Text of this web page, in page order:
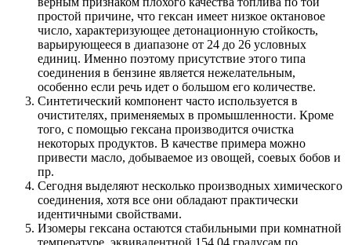
простой причине, что гексан имеет низкое октановое
число, характеризующее детонационную стойкость,
варьирующееся в диапазоне от 24 до 26 условных
единиц. Именно поэтому присутствие этого типа
соединения в бензине является нежелательным,
особенно если речь идет о большом его количестве.
Синтетический компонент часто используется в
очистителях, применяемых в промышленности. Кроме
того, с помощью гексана производится очистка
некоторых продуктов. В качестве примера можно
привести масло, добываемое из овощей, соевых бобов и
пр.
Сегодня выделяют несколько производных химического
соединения, хотя все они обладают практически
идентичными свойствами.
Изомеры гексана остаются стабильными при комнатной